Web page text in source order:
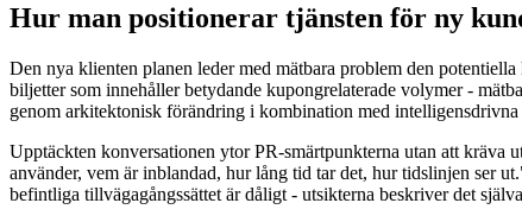
Hur man positionerar tjänsten för ny
Den nya klienten planen leder med mätbara problem den
biljetter som innehåller betydande kupongrelaterade volymer -
genom arkitektonisk förändring i kombination med
Upptäckten konversationen ytor PR-smärtpunkterna utan att
använder, vem är inblandad, hur lång tid tar det, hur tidslinjen ser
befintliga tillvägagångssättet är dåligt - utsikterna beskriver det